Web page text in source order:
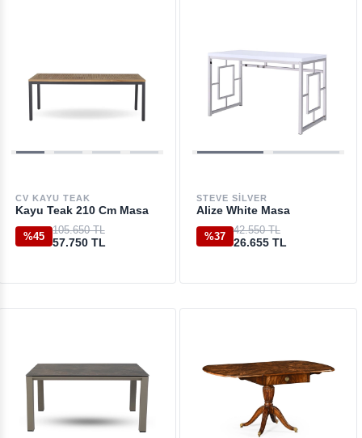
CV KAYU TEAK
Kayu Teak 210 Cm Masa
%45
105.650 TL
57.750 TL
STEVE SILVER
Alize White Masa
%37
42.550 TL
26.655 TL